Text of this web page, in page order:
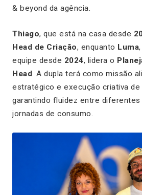
& beyond da agência.
Thiago, que está na casa desde
Head de Criação, enquanto Luma
equipe desde 2024, lidera o
Head. A dupla terá como missão
estratégico e execução criativa de
garantindo fluidez entre
jornadas de consumo.